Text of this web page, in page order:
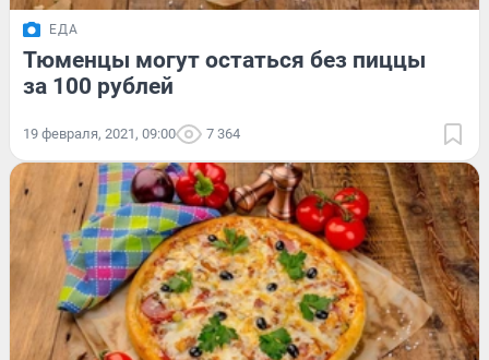
ЕДА
Тюменцы могут остаться без пиццы
за 100 рублей
19 февраля, 2021, 09:00 7 364